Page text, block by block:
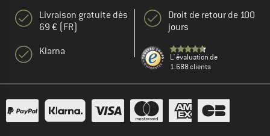
Livraison gratuite dès
69 € (FR)
Klarna
Droit de retour de 100
jours
L' évaluation de
1.688 clients